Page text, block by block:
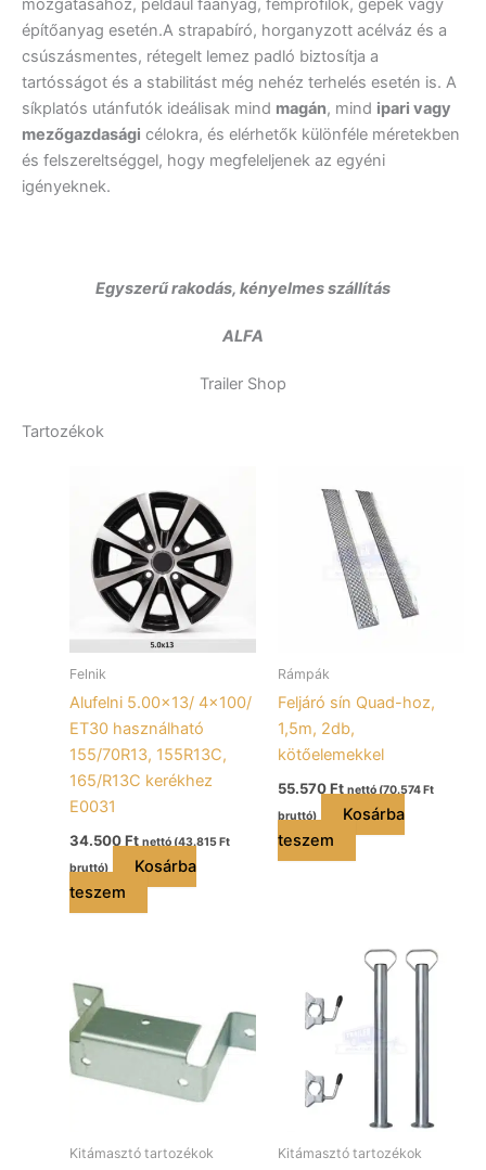
építőanyag esetén.A strapabíró, horganyzott acélváz és a
csúszásmentes, rétegelt lemez padló biztosítja a
tartósságot és a stabilitást még nehéz terhelés esetén is. A
síkplatós utánfutók ideálisak mind magán, mind ipari vagy
mezőgazdasági célokra, és elérhetők különféle méretekben
és felszereltséggel, hogy megfeleljenek az egyéni
igényeknek.
Egyszerű rakodás, kényelmes szállítás
ALFA
Trailer Shop
Tartozékok
Felnik
Alufelni 5.00×13/ 4×100/
ET30 használható
155/70R13, 155R13C,
165/R13C kerékhez
E0031
34.500Ft nettó (43.815 Ft
bruttó)
Kosárba
teszem
Rámpák
Feljáró sín Quad-hoz,
1,5m, 2db,
kötőelemekkel
55.570Ft nettó (70.574 Ft
bruttó)
Kosárba
teszem
Kitámasztó tartozékok Kitámasztó tartozékok